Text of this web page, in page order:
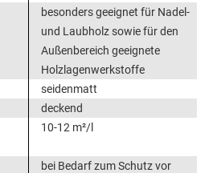
besonders geeignet für Nadel-
und Laubholz sowie für den
Außenbereich geeignete
Holzlagenwerkstoffe
seidenmatt
deckend
10-12 m²/l
bei Bedarf zum Schutz vor